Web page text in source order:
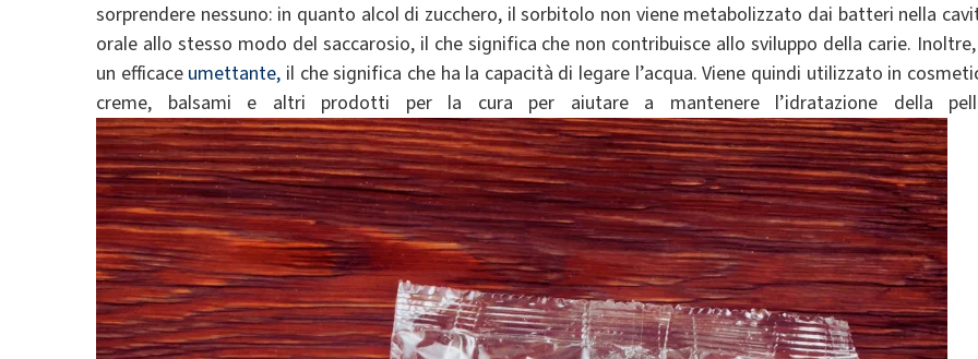
sorprendere nessuno: in quanto alcol di zucchero, il sorbitolo non viene metabolizzato dai batteri nella
orale allo stesso modo del saccarosio, il che significa che non contribuisce allo sviluppo della carie.
un efficace umettante, il che significa che ha la capacità di legare l’acqua. Viene quindi utilizzato in
creme, balsami e altri prodotti per la cura per aiutare a mantenere l’idratazione della